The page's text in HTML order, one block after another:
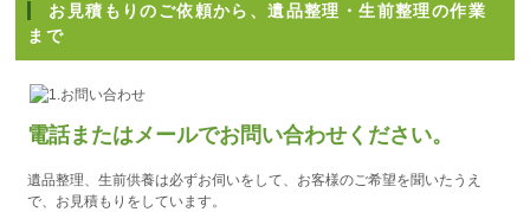
お見積もりのご依頼から、遺品整理・生前整理の作業
まで
電話またはメールでお問い合わせください。
遺品整理、生前供養は必ずお伺いをして、お客様のご希望を聞いたうえ
で、お見積もりをしています。